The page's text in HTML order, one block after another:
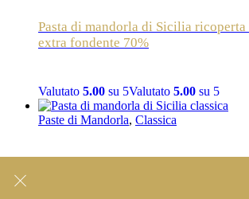
Pasta di mandorla di Sicilia
extra fondente 70%
Valutato 5.00 su 5Valutato 5.00 su 5
Paste di Mandorla, Classica